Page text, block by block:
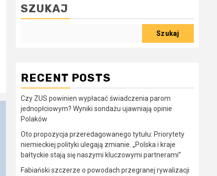
SZUKAJ
Szukaj
RECENT POSTS
Czy ZUS powinien wypłacać świadczenia parom
jednopłciowym? Wyniki sondażu ujawniają opinie
Polaków
Oto propozycja przeredagowanego tytułu: Priorytety
niemieckiej polityki ulegają zmianie. „Polska i kraje
bałtyckie stają się naszymi kluczowymi partnerami”
Fabiański szczerze o powodach przegranej rywalizacji